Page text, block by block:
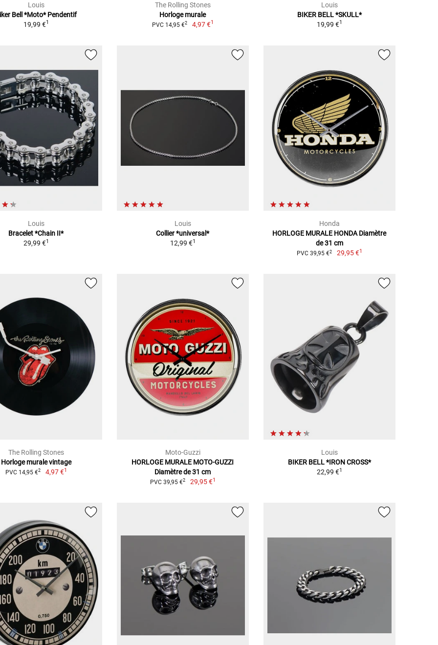
Louis
Bell *Moto* Pendentif
19,99 €1
The Rolling Stones
Horloge murale
PVC 14,95 €2 4,97 €1
Louis
BIKER BELL *SKULL*
19,99 €1
Louis
Bracelet *Chain II*
29,99 €1
Louis
Collier *universal*
12,99 €1
Honda
HORLOGE MURALE HONDA Diamètre
de 31 cm
PVC 39,95 €2 29,95 €1
The Rolling Stones
Horloge murale vintage
PVC 14,95 €2 4,97 €1
Moto-Guzzi
HORLOGE MURALE MOTO-GUZZI
Diamètre de 31 cm
PVC 39,95 €2 29,95 €1
Louis
BIKER BELL *IRON CROSS*
22,99 €1